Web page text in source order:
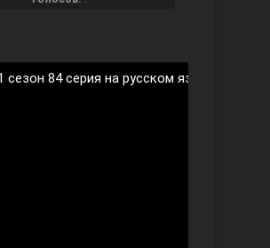
сезон 84 серия на русском языке